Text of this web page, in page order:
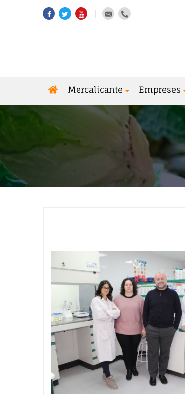
Mercalicante Empreses